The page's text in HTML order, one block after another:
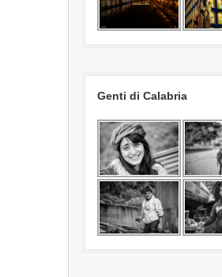
Genti di Calabria